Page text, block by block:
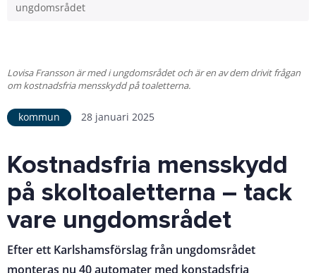
ungdomsrådet
Lovisa Fransson är med i ungdomsrådet och är en av dem drivit frågan
om kostnadsfria mensskydd på toaletterna.
kommun 28 januari 2025
Kostnadsfria mensskydd
på skoltoaletterna – tack
vare ungdomsrådet
Efter ett Karlshamsförslag från ungdomsrådet
monteras nu 40 automater med konstadsfria